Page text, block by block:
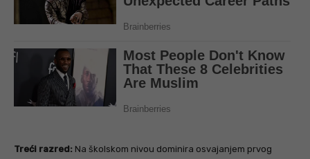
Treći razred: Na školskom nivou dominira osvajanjem prvog